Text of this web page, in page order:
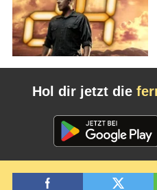
Hol dir jetzt die